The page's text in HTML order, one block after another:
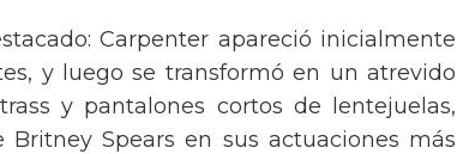
Carpenter apareció inicialmente
y luego se transformó en un atrevido
y pantalones cortos de lentejuelas,
Spears en sus actuaciones más